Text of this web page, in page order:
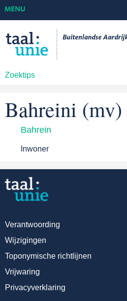
Zoektips
MENU
Bahreini (mv)
Bahrein
Inwoner
Verantwoording
Wijzigingen
Toponymische richtlijnen
Vrijwaring
Privacyverklaring